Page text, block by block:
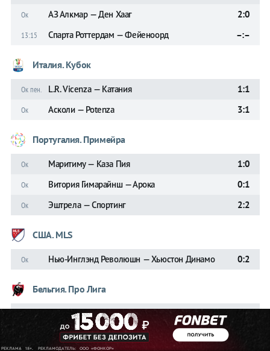
Ок АЗ Алкмар — Ден Хааг 2:0
13:15 Спарта Роттердам — Фейеноорд –:–
Италия. Кубок
Ок пен. L.R. Vicenza — Катания 1:1
Ок Асколи — Potenza 3:1
Португалия. Примейра
Ок Маритиму — Каза Пия 1:0
Ок Витория Гимарайнш — Арока 0:1
Ок Эштрела — Спортинг 2:2
США. MLS
Ок Нью-Инглэнд Революшн — Хьюстон Динамо 0:2
Бельгия. Про Лига
Стандард — Серкль Брюгге 2:2